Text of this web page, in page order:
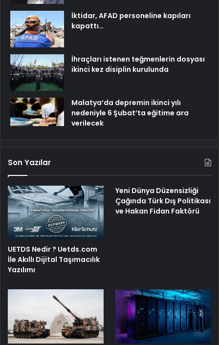
İktidar, AFAD personeline kapıları
kapattı…
İhraçları istenen teğmenlerin dosyası
ikinci kez disiplin kurulunda
Malatya’da depremin ikinci yılı
nedeniyle 6 Şubat’ta eğitime ara
verilecek
Son Yazılar
UETDS Nedir ? Uetds.com
İle Akıllı Dijital Taşımacılık
Yazılımı
Yeni Dünya Düzensizliği
Çağında Türk Dış Politikası
ve Hakan Fidan Faktörü